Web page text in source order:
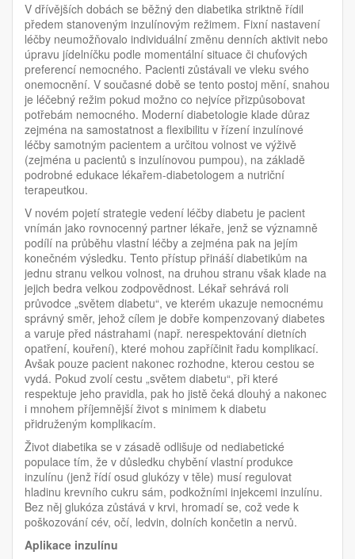
V dřívějších dobách se běžný den diabetika striktně řídil
předem stanoveným inzulínovým režimem. Fixní nastavení
léčby neumožňovalo individuální změnu denních aktivit nebo
úpravu jídelníčku podle momentální situace či chuťových
preferencí nemocného. Pacienti zůstávali ve vleku svého
onemocnění. V současné době se tento postoj mění, snahou
je léčebný režim pokud možno co nejvíce přizpůsobovat
potřebám nemocného. Moderní diabetologie klade důraz
zejména na samostatnost a flexibilitu v řízení inzulínové
léčby samotným pacientem a určitou volnost ve výživě
(zejména u pacientů s inzulínovou pumpou), na základě
podrobné edukace lékařem-diabetologem a nutriční
terapeutkou.
V novém pojetí strategie vedení léčby diabetu je pacient
vnímán jako rovnocenný partner lékaře, jenž se významně
podílí na průběhu vlastní léčby a zejména pak na jejím
konečném výsledku. Tento přístup přináší diabetikům na
jednu stranu velkou volnost, na druhou stranu však klade na
jejich bedra velkou zodpovědnost. Lékař sehrává roli
průvodce „světem diabetu“, ve kterém ukazuje nemocnému
správný směr, jehož cílem je dobře kompenzovaný diabetes
a varuje před nástrahami (např. nerespektování dietních
opatření, kouření), které mohou zapříčinit řadu komplikací.
Avšak pouze pacient nakonec rozhodne, kterou cestou se
vydá. Pokud zvolí cestu „světem diabetu“, při které
respektuje jeho pravidla, pak ho jistě čeká dlouhý a nakonec
i mnohem příjemnější život s minimem k diabetu
přidruženým komplikacím.
Život diabetika se v zásadě odlišuje od nediabetické
populace tím, že v důsledku chybění vlastní produkce
inzulínu (jenž řídí osud glukózy v těle) musí regulovat
hladinu krevního cukru sám, podkožními injekcemi inzulínu.
Bez něj glukóza zůstává v krvi, hromadí se, což vede k
poškozování cév, očí, ledvin, dolních končetin a nervů.
Aplikace inzulínu